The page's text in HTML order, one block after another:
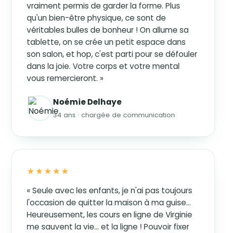
vraiment permis de garder la forme. Plus
qu'un bien-être physique, ce sont de
véritables bulles de bonheur ! On allume sa
tablette, on se crée un petit espace dans
son salon, et hop, c'est parti pour se défouler
dans la joie. Votre corps et votre mental
vous remercieront. »
Noémie Delhaye
34 ans · chargée de communication
★★★★★
« Seule avec les enfants, je n'ai pas toujours
l'occasion de quitter la maison à ma guise…
Heureusement, les cours en ligne de Virginie
me sauvent la vie… et la ligne ! Pouvoir fixer